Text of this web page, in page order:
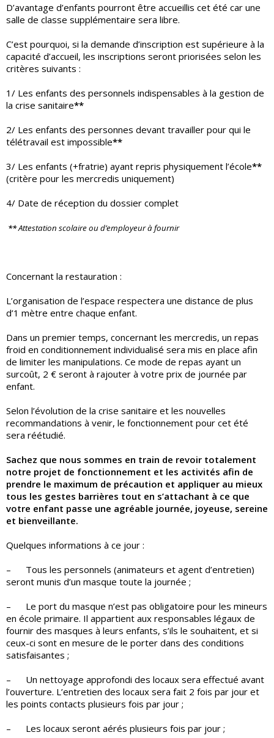
D’avantage d’enfants pourront être accueillis cet été car une
salle de classe supplémentaire sera libre.
C’est pourquoi, si la demande d’inscription est supérieure à la
capacité d’accueil, les inscriptions seront priorisées selon les
critères suivants :
1/ Les enfants des personnels indispensables à la gestion de
la crise sanitaire**
2/ Les enfants des personnes devant travailler pour qui le
télétravail est impossible**
3/ Les enfants (+fratrie) ayant repris physiquement l’école**
(critère pour les mercredis uniquement)
4/ Date de réception du dossier complet
**Attestation scolaire ou d’employeur à fournir
Concernant la restauration :
L’organisation de l’espace respectera une distance de plus
d’1 mètre entre chaque enfant.
Dans un premier temps, concernant les mercredis, un repas
froid en conditionnement individualisé sera mis en place afin
de limiter les manipulations. Ce mode de repas ayant un
surcoût, 2 € seront à rajouter à votre prix de journée par
enfant.
Selon l’évolution de la crise sanitaire et les nouvelles
recommandations à venir, le fonctionnement pour cet été
sera réétudié.
Sachez que nous sommes en train de revoir totalement
notre projet de fonctionnement et les activités afin de
prendre le maximum de précaution et appliquer au mieux
tous les gestes barrières tout en s’attachant à ce que
votre enfant passe une agréable journée, joyeuse, sereine
et bienveillante.
Quelques informations à ce jour :
– Tous les personnels (animateurs et agent d’entretien)
seront munis d’un masque toute la journée ;
– Le port du masque n’est pas obligatoire pour les mineurs
en école primaire. Il appartient aux responsables légaux de
fournir des masques à leurs enfants, s’ils le souhaitent, et si
ceux-ci sont en mesure de le porter dans des conditions
satisfaisantes ;
– Un nettoyage approfondi des locaux sera effectué avant
l’ouverture. L’entretien des locaux sera fait 2 fois par jour et
les points contacts plusieurs fois par jour ;
– Les locaux seront aérés plusieurs fois par jour ;